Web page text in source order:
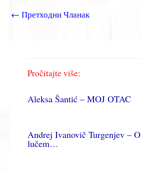
← Претходни Чланак
Pročitajte više:
Aleksa Šantić – MOJ OTAC
Andrej Ivanovič Turgenjev –
lučem…